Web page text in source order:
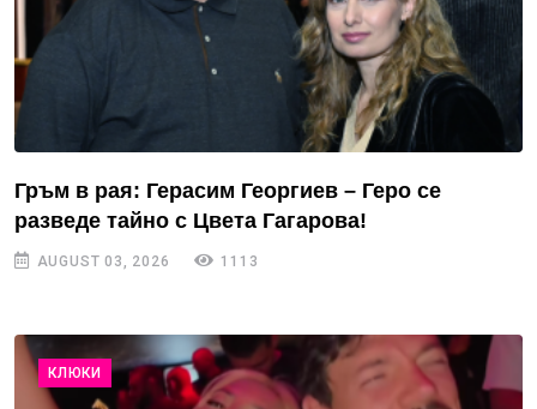
Гръм в рая: Герасим Георгиев – Геро се
разведе тайно с Цвета Гагарова!
AUGUST 03, 2026 1113
КЛЮКИ